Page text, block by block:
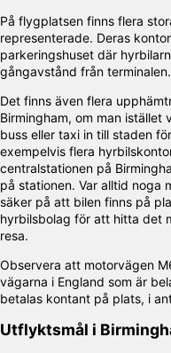
På flygplatsen finns flera
representerade. Deras
parkeringshuset där
gångavstånd från terminalen.
Det finns även flera
Birmingham, om man
buss eller taxi in till staden
exempelvis flera
centralstationen på
på stationen. Var alltid noga
säker på att bilen finns på
hyrbilsbolag för att hitta det
resa.
Observera att motorvägen
vägarna i England som är
betalas kontant på plats, i
Utflyktsmål i